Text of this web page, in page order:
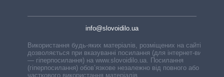
info@slovoidilo.ua
Використання будь-яких матеріалів, розміщених на сайті,
дозволяється при вказуванні посилання (для інтернет-видань
— гіперпосилання) на www.slovoidilo.ua. Посилання
(гіперпосилання) обов’язкове незалежно від повного або
часткового використання матеріалів.